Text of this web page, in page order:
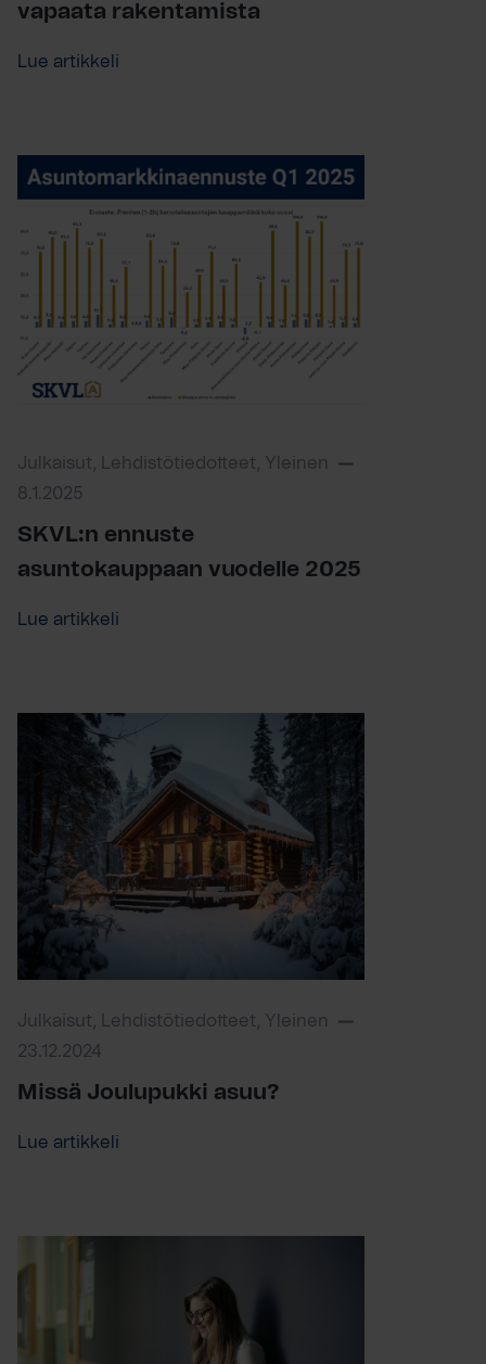
vapaata rakentamista
Lue artikkeli
Julkaisut, Lehdistötiedotteet, Yleinen
8.1.2025
SKVL:n ennuste
asuntokauppaan vuodelle 2025
Lue artikkeli
Julkaisut, Lehdistötiedotteet, Yleinen
23.12.2024
Missä Joulupukki asuu?
Lue artikkeli